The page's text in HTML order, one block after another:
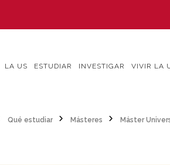
LA US ESTUDIAR INVESTIGAR VIVIR LA
Qué estudiar Másteres Máster